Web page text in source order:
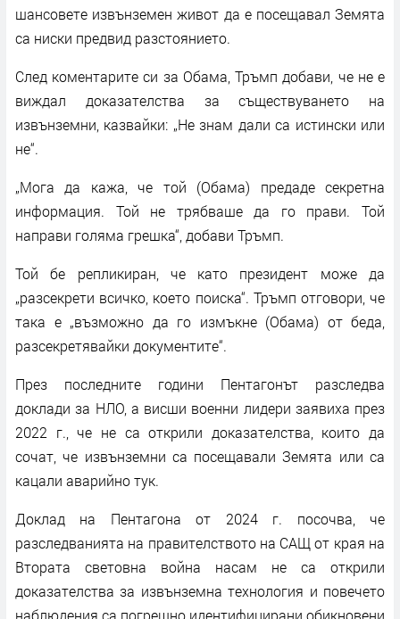
шансовете извънземен живот да е посещавал Земята
са ниски предвид разстоянието.
След коментарите си за Обама, Тръмп добави, че не е
виждал доказателства за съществуването на
извънземни, казвайки: „Не знам дали са истински или
не“.
„Мога да кажа, че той (Обама) предаде секретна
информация. Той не трябваше да го прави. Той
направи голяма грешка“, добави Тръмп.
Той бе репликиран, че като президент може да
„разсекрети всичко, което поиска“. Тръмп отговори, че
така е „възможно да го измъкне (Обама) от беда,
разсекретявайки документите“.
През последните години Пентагонът разследва
доклади за НЛО, а висши военни лидери заявиха през
2022 г., че не са открили доказателства, които да
сочат, че извънземни са посещавали Земята или са
кацали аварийно тук.
Доклад на Пентагона от 2024 г. посочва, че
разследванията на правителството на САЩ от края на
Втората световна война насам не са открили
доказателства за извънземна технология и повечето
наблюдения са погрешно идентифицирани обикновени